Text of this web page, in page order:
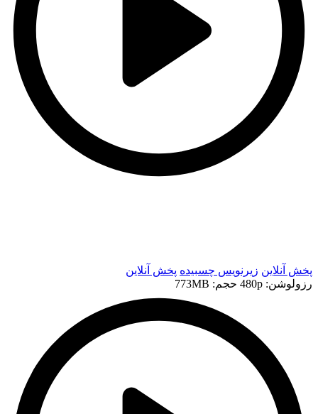
پخش آنلاین زیرنویس چسبیده پخش آنلاین
رزولوشن: 480p
حجم: 773MB